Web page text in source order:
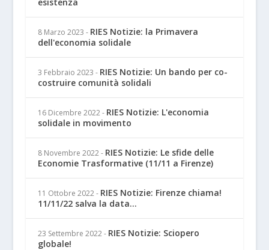
8 Marzo 2023 - RIES Notizie: la Primavera
dell'economia solidale
3 Febbraio 2023 - RIES Notizie: Un bando per co-
costruire comunità solidali
16 Dicembre 2022 - RIES Notizie: L'economia
solidale in movimento
8 Novembre 2022 - RIES Notizie: Le sfide delle
Economie Trasformative (11/11 a Firenze)
11 Ottobre 2022 - RIES Notizie: Firenze chiama!
11/11/22 salva la data...
23 Settembre 2022 - RIES Notizie: Sciopero
globale!